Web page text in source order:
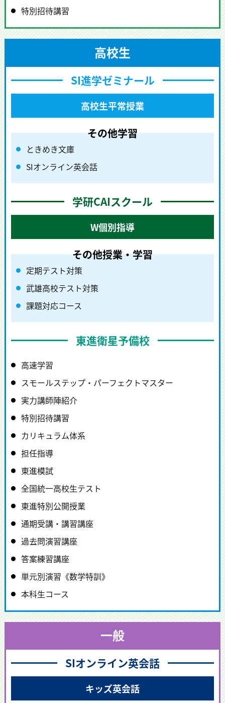
特別招待講習
高校生
SI進学ゼミナール
高校生平常授業
ときめき文庫
SIオンライン英会話
学研CAIスクール
W個別指導
定期テスト対策
武雄高校テスト対策
課題対応コース
東進衛星予備校
高速学習
スモールステップ・パーフェクトマスター
実力講師陣紹介
特別招待講習
カリキュラム体系
担任指導
東進模試
全国統一高校生テスト
東進特別公開授業
通期受講・講習講座
過去問演習講座
答案練習講座
単元別演習《数学特訓》
本科生コース
一般
SIオンライン英会話
キッズ英会話